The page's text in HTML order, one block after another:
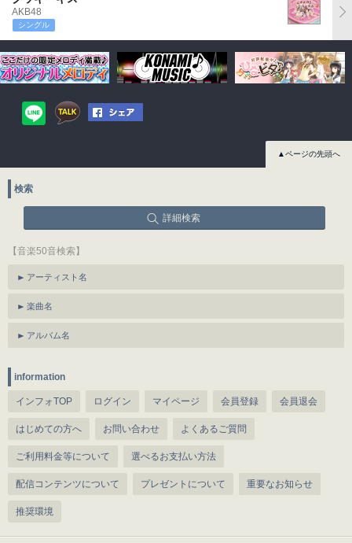
AKB48
シングル
▲ページの先頭へ
検索
詳細検索
【音楽50音検索】
アーティスト名
楽曲名
アルバム名
information
インフォTOP ログイン マイページ 会員登録 会員退会
はじめての方へ お問い合わせ よくあるご質問
ご利用料金等について 選べるお支払い方法
配信コンテンツについて プレゼントについて 重要なお知らせ
推奨環境